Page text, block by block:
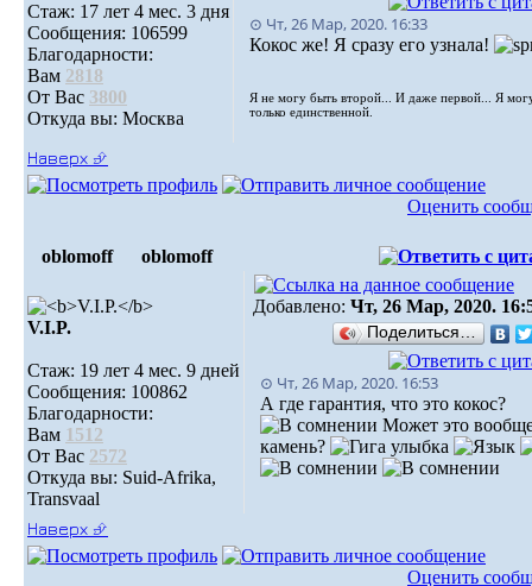
Стаж: 17 лет 4 мес. 3 дня
Сообщения: 106599
Благодарности:
Вам 2818
От Вас 3800
Откуда вы: Москва
⊙ Чт, 26 Мар, 2020. 16:33
Кокос же! Я сразу его узнала!
Я не могу быть второй... И даже первой... Я
только единственной.
Наверх ⮵
Оценить
oblomoff oblomoff
V.I.P.
Стаж: 19 лет 4 мес. 9 дней
Сообщения: 100862
Благодарности:
Вам 1512
От Вас 2572
Откуда вы: Suid-Afrika,
Transvaal
Добавлено: Чт, 26 Мар, 2020.
Поделиться…
⊙ Чт, 26 Мар, 2020. 16:53
А где гарантия, что это кокос?
Может это
камень?
Наверх ⮵
Оценить